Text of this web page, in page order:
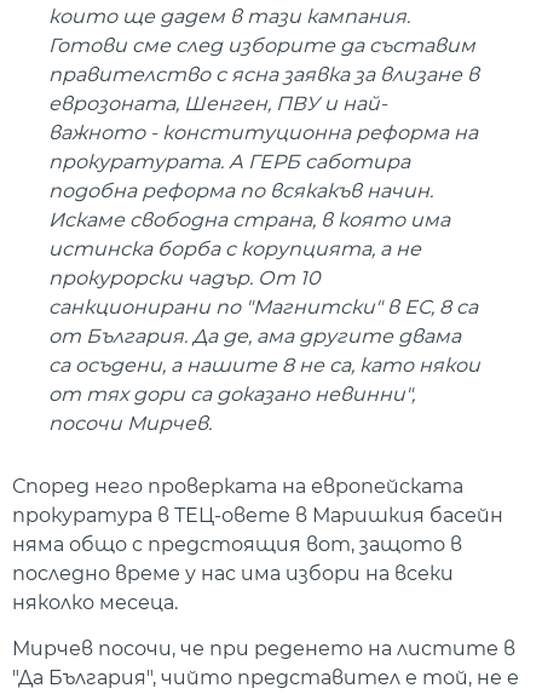
които ще дадем в тази кампания.
Готови сме след изборите да съставим
правителство с ясна заявка за влизане в
еврозоната, Шенген, ПВУ и най-
важното - конституционна реформа на
прокуратурата. А ГЕРБ саботира
подобна реформа по всякакъв начин.
Искаме свободна страна, в която има
истинска борба с корупцията, а не
прокурорски чадър. От 10
санкционирани по "Магнитски" в ЕС, 8 са
от България. Да де, ама другите двама
са осъдени, а нашите 8 не са, като някои
от тях дори са доказано невинни",
посочи Мирчев.
Според него проверката на европейската
прокуратура в ТЕЦ-овете в Маришкия басейн
няма общо с предстоящия вот, защото в
последно време у нас има избори на всеки
няколко месеца.
Мирчев посочи, че при реденето на листите в
"Да България", чийто представител е той, не е